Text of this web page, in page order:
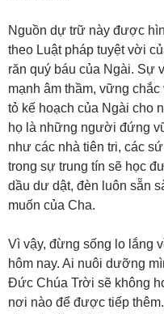
Nguồn dự trữ này được
theo Luật pháp tuyệt vời
răn quý báu của Ngài. Sự
mạnh âm thầm, vững
tỏ kế hoạch của Ngài cho
họ là những người đứng
như các nhà tiên tri, các
trong sự trung tín sẽ học
dầu dư dật, đèn luôn sẵn
muốn của Cha.
Vì vậy, đừng sống lo lắng
hôm nay. Ai nuôi dưỡng
Đức Chúa Trời sẽ không
nơi nào để được tiếp